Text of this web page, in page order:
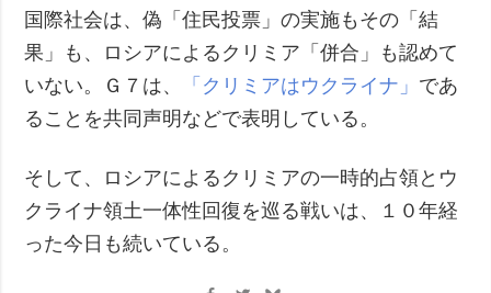
国際社会は、偽「住民投票」の実施もその「結
果」も、ロシアによるクリミア「併合」も認めて
いない。Ｇ７は、
「クリミアはウクライナ」 であ
ることを共同声明などで表明している。
そして、ロシアによるクリミアの一時的占領とウ
クライナ領土一体性回復を巡る戦いは、１０年経
った今日も続いている。